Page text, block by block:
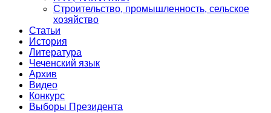
Строительство, промышленность, сельское
хозяйство
Статьи
История
Литература
Чеченский язык
Архив
Видео
Конкурс
Выборы Президента